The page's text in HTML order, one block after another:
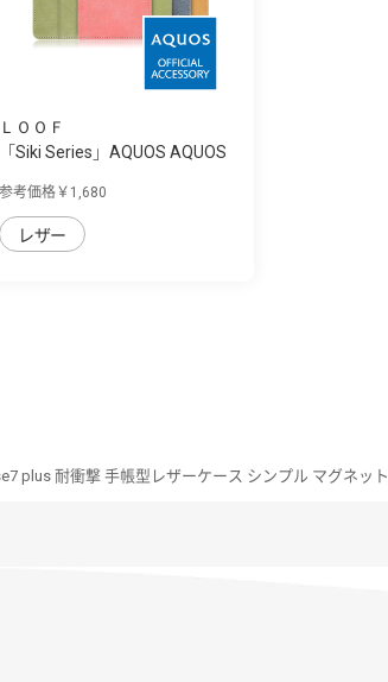
ＬＯＯＦ
「Siki Series」AQUOS AQUOS
参考価格￥1,680
レザー
plus 耐衝撃 手帳型レザーケース シンプル マグネット